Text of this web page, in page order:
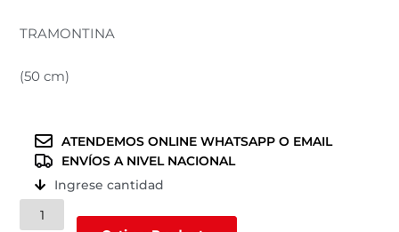
TRAMONTINA
(50 cm)
ATENDEMOS ONLINE WHATSAPP O EMAIL
ENVÍOS A NIVEL NACIONAL
Ingrese cantidad
Llave
42811/